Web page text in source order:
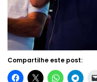
Compartilhe este post: